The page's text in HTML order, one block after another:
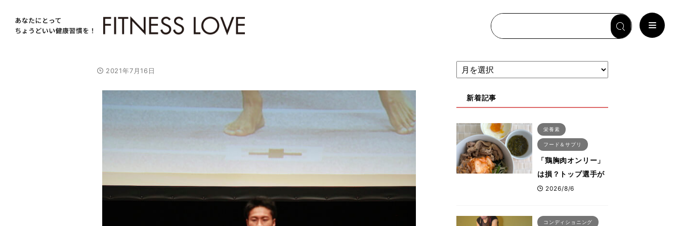
2021年7月16日
新着記事
栄養素
フード＆サプリ
「鶏胸肉オンリー」
は損？トップ選手が
実践する疲労を残さ
活コンボ
2026/8/6
コンディショニング